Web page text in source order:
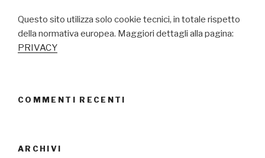
Questo sito utilizza solo cookie tecnici, in totale rispetto
della normativa europea. Maggiori dettagli alla pagina:
PRIVACY
COMMENTI RECENTI
ARCHIVI